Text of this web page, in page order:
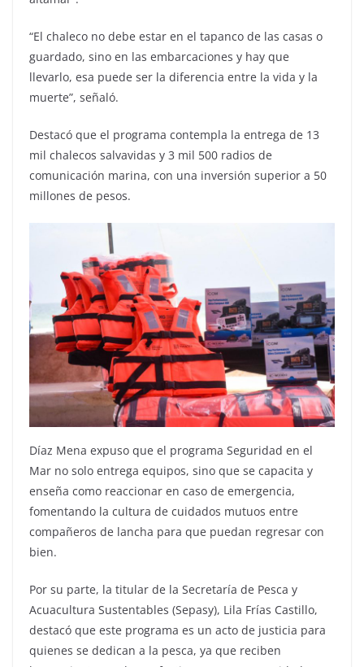
“El chaleco no debe estar en el tapanco de las casas o
guardado, sino en las embarcaciones y hay que
llevarlo, esa puede ser la diferencia entre la vida y la
muerte”, señaló.
Destacó que el programa contempla la entrega de 13
mil chalecos salvavidas y 3 mil 500 radios de
comunicación marina, con una inversión superior a 50
millones de pesos.
Díaz Mena expuso que el programa Seguridad en el
Mar no solo entrega equipos, sino que se capacita y
enseña como reaccionar en caso de emergencia,
fomentando la cultura de cuidados mutuos entre
compañeros de lancha para que puedan regresar con
bien.
Por su parte, la titular de la Secretaría de Pesca y
Acuacultura Sustentables (Sepasy), Lila Frías Castillo,
destacó que este programa es un acto de justicia para
quienes se dedican a la pesca, ya que reciben